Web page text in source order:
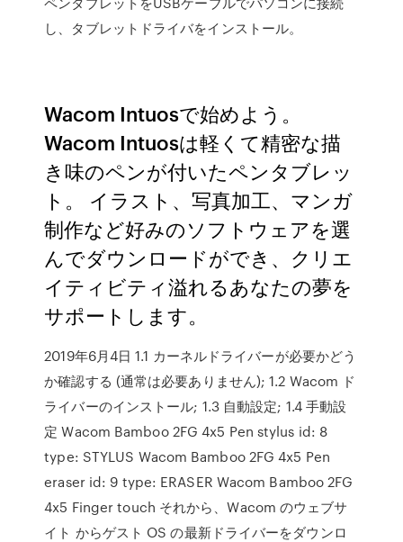
し、タブレットドライバをインストール。
Wacom Intuosで始めよう。
Wacom Intuosは軽くて精密な描
き味のペンが付いたペンタブレッ
ト。 イラスト、写真加工、マンガ
制作など好みのソフトウェアを選
んでダウンロードができ、クリエ
イティビティ溢れるあなたの夢を
サポートします。
2019年6月4日 1.1 カーネルドライバーが必要かどう
か確認する (通常は必要ありません); 1.2 Wacom ド
ライバーのインストール; 1.3 自動設定; 1.4 手動設
定 Wacom Bamboo 2FG 4x5 Pen stylus id: 8
type: STYLUS Wacom Bamboo 2FG 4x5 Pen
eraser id: 9 type: ERASER Wacom Bamboo 2FG
4x5 Finger touch それから、Wacom のウェブサ
イト からゲスト OS の最新ドライバーをダウンロ